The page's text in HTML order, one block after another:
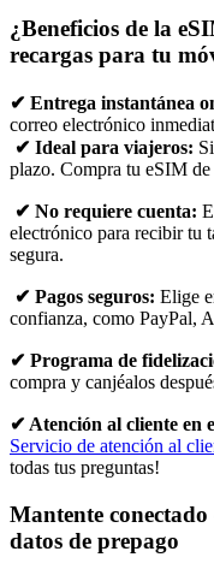
¿Beneficios de la
recargas para tu
✔ Entrega instantánea
correo electrónico
✔ Ideal para viajeros:
plazo. Compra tu eSIM
✔ No requiere cuenta:
electrónico para recibir tu
segura.
✔ Pagos seguros: Elige
confianza, como PayPal,
✔ Programa de
compra y canjéalos
✔ Atención al cliente en
Servicio de atención al
todas tus preguntas!
Mantente
datos de prepago